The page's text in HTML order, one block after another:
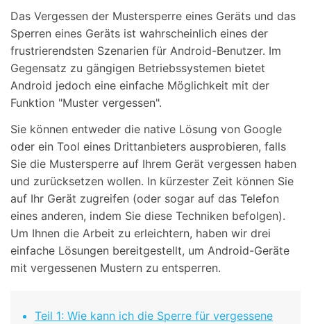
Das Vergessen der Mustersperre eines Geräts und das
Sperren eines Geräts ist wahrscheinlich eines der
frustrierendsten Szenarien für Android-Benutzer. Im
Gegensatz zu gängigen Betriebssystemen bietet
Android jedoch eine einfache Möglichkeit mit der
Funktion "Muster vergessen".
Sie können entweder die native Lösung von Google
oder ein Tool eines Drittanbieters ausprobieren, falls
Sie die Mustersperre auf Ihrem Gerät vergessen haben
und zurücksetzen wollen. In kürzester Zeit können Sie
auf Ihr Gerät zugreifen (oder sogar auf das Telefon
eines anderen, indem Sie diese Techniken befolgen).
Um Ihnen die Arbeit zu erleichtern, haben wir drei
einfache Lösungen bereitgestellt, um Android-Geräte
mit vergessenen Mustern zu entsperren.
Teil 1: Wie kann ich die Sperre für vergessene